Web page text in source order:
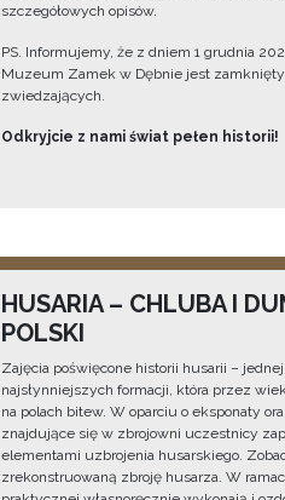
szczegółowych opisów.
PS. Informujemy, że z dniem 1 grudnia
Muzeum Zamek w Dębnie jest
zwiedzających.
Odkryjcie z nami świat pełen historii!
HUSARIA – CHLUBA I
POLSKI
Zajęcia poświęcone historii husarii –
najsłynniejszych formacji, która przez
na polach bitew. W oparciu o eksponaty
znajdujące się w zbrojowni uczestnicy
elementami uzbrojenia husarskiego.
zrekonstruowaną zbroję husarza. W